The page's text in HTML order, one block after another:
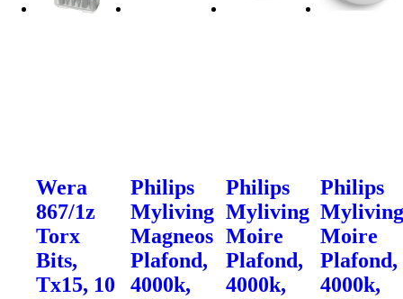
Wera
867/1z
Torx
Bits,
Tx15, 10
Philips
Myliving
Magneos
Plafond,
4000k,
Philips
Myliving
Moire
Plafond,
4000k,
Philips
Moire
Plafond,
4000k,